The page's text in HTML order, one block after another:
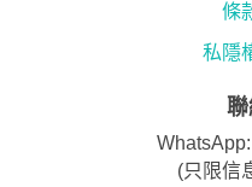
條
私隱
聯
WhatsApp:
(只限信